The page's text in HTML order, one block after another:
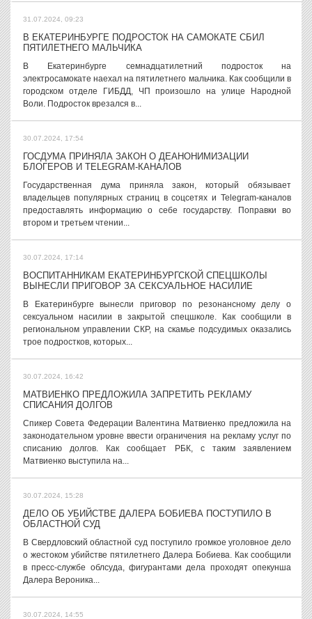
31.07.2024, 09:23
В ЕКАТЕРИНБУРГЕ ПОДРОСТОК НА САМОКАТЕ СБИЛ
ПЯТИЛЕТНЕГО МАЛЬЧИКА
В Екатеринбурге семнадцатилетний подросток на
электросамокате наехал на пятилетнего мальчика. Как сообщили в
городском отделе ГИБДД, ЧП произошло на улице Народной
Воли. Подросток врезался в...
30.07.2024, 17:54
ГОСДУМА ПРИНЯЛА ЗАКОН О ДЕАНОНИМИЗАЦИИ
БЛОГЕРОВ И TELEGRAM-КАНАЛОВ
Государственная дума приняла закон, который обязывает
владельцев популярных страниц в соцсетях и Telegram-каналов
предоставлять информацию о себе государству. Поправки во
втором и третьем чтении...
30.07.2024, 17:14
ВОСПИТАННИКАМ ЕКАТЕРИНБУРГСКОЙ СПЕЦШКОЛЫ
ВЫНЕСЛИ ПРИГОВОР ЗА СЕКСУАЛЬНОЕ НАСИЛИЕ
В Екатеринбурге вынесли приговор по резонансному делу о
сексуальном насилии в закрытой спецшколе. Как сообщили в
региональном управлении СКР, на скамье подсудимых оказались
трое подростков, которых...
30.07.2024, 16:42
МАТВИЕНКО ПРЕДЛОЖИЛА ЗАПРЕТИТЬ РЕКЛАМУ
СПИСАНИЯ ДОЛГОВ
Спикер Совета Федерации Валентина Матвиенко предложила на
законодательном уровне ввести ограничения на рекламу услуг по
списанию долгов. Как сообщает РБК, с таким заявлением
Матвиенко выступила на...
30.07.2024, 15:28
ДЕЛО ОБ УБИЙСТВЕ ДАЛЕРА БОБИЕВА ПОСТУПИЛО В
ОБЛАСТНОЙ СУД
В Свердловский областной суд поступило громкое уголовное дело
о жестоком убийстве пятилетнего Далера Бобиева. Как сообщили
в пресс-службе облсуда, фигурантами дела проходят опекунша
Далера Вероника...
30.07.2024, 14:55